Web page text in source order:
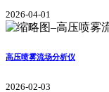
2026-04-01
高压喷雾流场分析仪
2026-02-03